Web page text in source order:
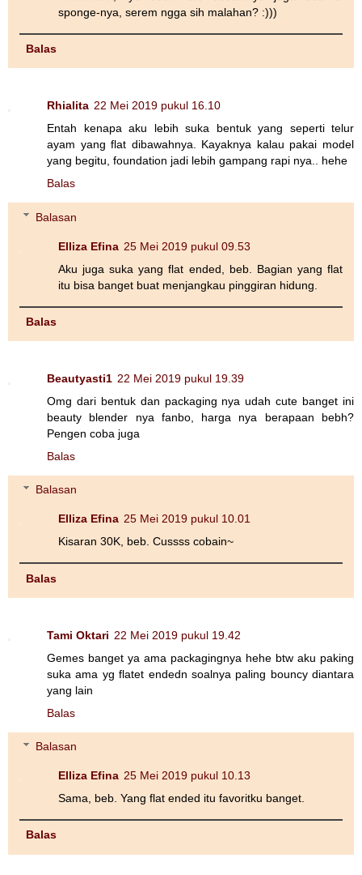
sponge-nya, serem ngga sih malahan? :)))
Balas
Rhialita 22 Mei 2019 pukul 16.10
Entah kenapa aku lebih suka bentuk yang seperti telur
ayam yang flat dibawahnya. Kayaknya kalau pakai model
yang begitu, foundation jadi lebih gampang rapi nya.. hehe
Balas
Balasan
Elliza Efina 25 Mei 2019 pukul 09.53
Aku juga suka yang flat ended, beb. Bagian yang flat
itu bisa banget buat menjangkau pinggiran hidung.
Balas
Beautyasti1 22 Mei 2019 pukul 19.39
Omg dari bentuk dan packaging nya udah cute banget ini
beauty blender nya fanbo, harga nya berapaan bebh?
Pengen coba juga
Balas
Balasan
Elliza Efina 25 Mei 2019 pukul 10.01
Kisaran 30K, beb. Cussss cobain~
Balas
Tami Oktari 22 Mei 2019 pukul 19.42
Gemes banget ya ama packagingnya hehe btw aku paking
suka ama yg flatet endedn soalnya paling bouncy diantara
yang lain
Balas
Balasan
Elliza Efina 25 Mei 2019 pukul 10.13
Sama, beb. Yang flat ended itu favoritku banget.
Balas